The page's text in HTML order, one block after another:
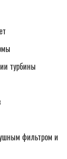
турбины
фильтром и